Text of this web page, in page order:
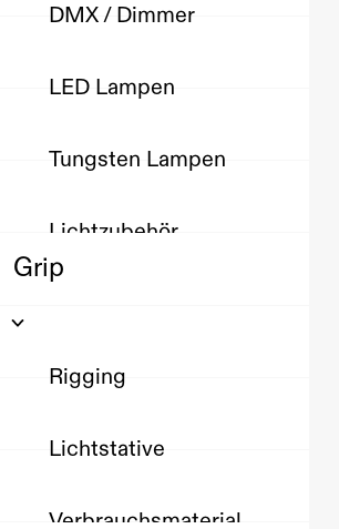
DMX / Dimmer
LED Lampen
Tungsten Lampen
Lichtzubehör
Grip
Rigging
Lichtstative
Verbrauchsmaterial